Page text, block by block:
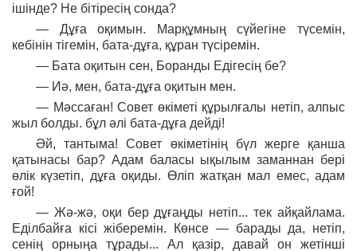
ішінде? Не бітіресің сонда?
— Дұға оқимын. Марқұмның сүйегіне түсемін,
кебінін тігемін, бата-дұға, құран түсіремін.
— Бата оқитын сен, Боранды Едігесің бе?
— Иә, мен, бата-дұға оқитын мен.
— Мәссаған! Совет өкіметі құрылғалы нетіп, алпыс
жыл болды. бұл әлі бата-дұға дейді!
Әй, тантыма! Совет өкіметінің бүл жерге қанша
қатынасы бар? Адам баласы ықылым заманнан бері
өлік күзетіп, дұға оқиды. Өліп жатқан мал емес, адам
ғой!
— Жә-жә, оқи бер дұғаңды нетіп... тек айқайлама.
Еділбайға кісі жіберемін. Көнсе — барады да, нетіп,
сенің орныңа тұрады... Ал қазір, давай он жетінші